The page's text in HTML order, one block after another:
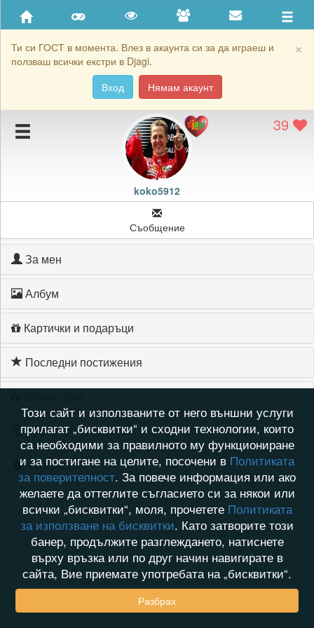
×
Ти си ГОСТ в момента. Влез в акаунта си за да играеш и
ползваш всички екстри в Djagi.
Вход
Нямам акаунт
Приятели
Хронология на игри
Подаръците на koko5912
Картичките на koko5912
39
koko5912
Съобщение
За мен
Албум
Картички и подаръци
Последни постижения
Хронология на игри
Активност
Този сайт и използваните от него външни услуги
прилагат „бисквитки“ и сходни технологии, които
са необходими за правилното му функциониране
и за постигане на целите, посочени в Политиката
за поверителност. За повече информация или ако
желаете да оттеглите съгласието си за някои или
всички „бисквитки“, моля, прочетете Политиката
за използване на бисквитки. Като затворите този
банер, продължите разглеждането, натиснете
върху връзка или по друг начин навигирате в
сайта, Вие приемате употребата на „бисквитки“.
Разбрах